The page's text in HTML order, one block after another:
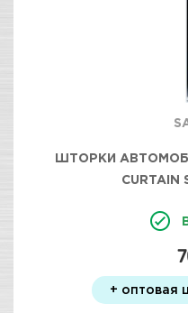
ШТОРКИ
CURTAIN
+ оптовая